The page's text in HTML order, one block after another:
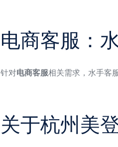
电商客服：
针对电商客服相关需求，水手客
关于杭州美